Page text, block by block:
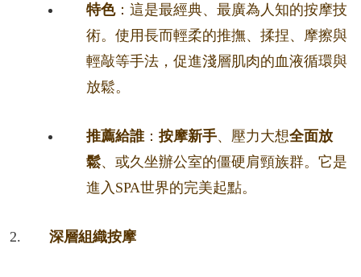
特色：這是最經典、最廣為人知的按摩技
術。使用長而輕柔的推撫、揉捏、摩擦與
輕敲等手法，促進淺層肌肉的血液循環與
放鬆。
推薦給誰： 按摩新手、壓力大想全面放
鬆、或久坐辦公室的僵硬肩頸族群。它是
進入SPA世界的完美起點。
深層組織按摩